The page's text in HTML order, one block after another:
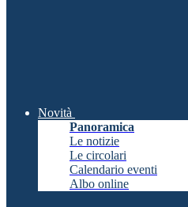
Novità
Panoramica
Le notizie
Le circolari
Calendario eventi
Albo online